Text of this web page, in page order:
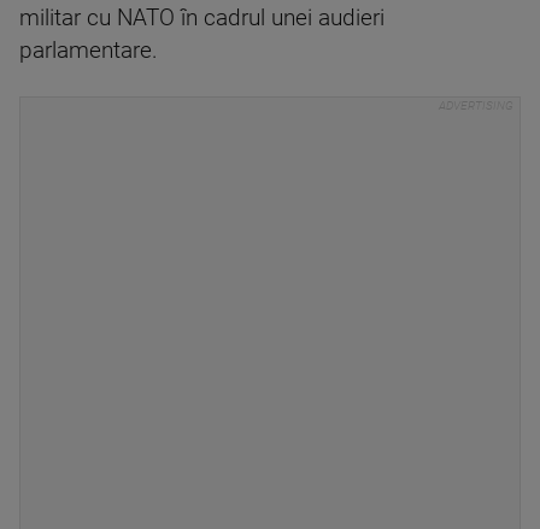
militar cu NATO în cadrul unei audieri
parlamentare.